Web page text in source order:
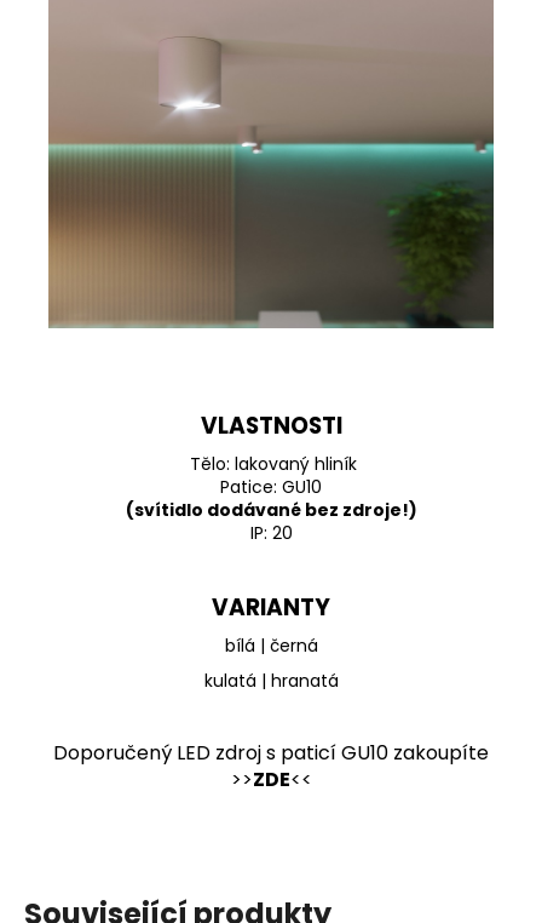
VLASTNOSTI
Tělo: lakovaný hliník
Patice: GU10
(svítidlo dodávané bez zdroje!)
IP: 20
VARIANTY
bílá | černá
kulatá | hranatá
Doporučený LED zdroj s paticí GU10 zakoupíte
>>ZDE<<
Související produkty